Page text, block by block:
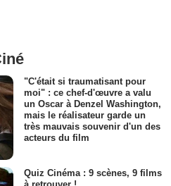
"C'était si traumatisant pour
moi" : ce chef-d'œuvre a valu
un Oscar à Denzel Washington,
mais le réalisateur garde un
très mauvais souvenir d'un des
acteurs du film
Quiz Cinéma : 9 scènes, 9 films